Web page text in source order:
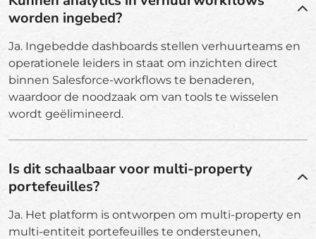
worden ingebed?
Ja. Ingebedde dashboards stellen verhuurteams en
operationele leiders in staat om inzichten direct
binnen Salesforce-workflows te benaderen,
waardoor de noodzaak om van tools te wisselen
wordt geëlimineerd.
Is dit schaalbaar voor multi-property
portefeuilles?
Ja. Het platform is ontworpen om multi-property en
multi-entiteit portefeuilles te ondersteunen,